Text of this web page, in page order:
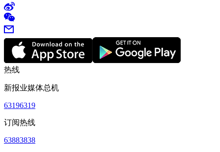
热线
新报业媒体总机
63196319
订阅热线
63883838